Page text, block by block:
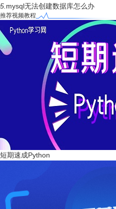
5. mysql无法创建数据库怎么办
推荐视频教程
短期速成Python